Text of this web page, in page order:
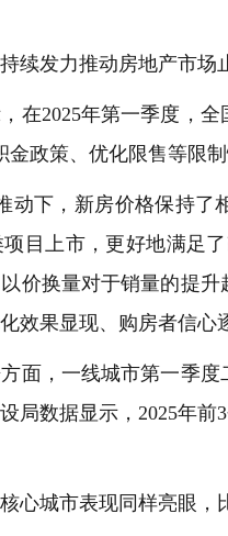
发力推动房地产市场
2025年第一季度，全
金政策、优化限售等限
下，新房价格保持了
目上市，更好地满足
价换量对于销量的提
效果显现、购房者信心
，一线城市第一季度
局数据显示，2025年前
城市表现同样亮眼，比